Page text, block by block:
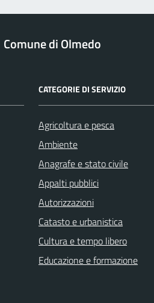
Comune di Olmedo
CATEGORIE DI SERVIZIO
Agricoltura e pesca
Ambiente
Anagrafe e stato civile
Appalti pubblici
Autorizzazioni
Catasto e urbanistica
Cultura e tempo libero
Educazione e formazione